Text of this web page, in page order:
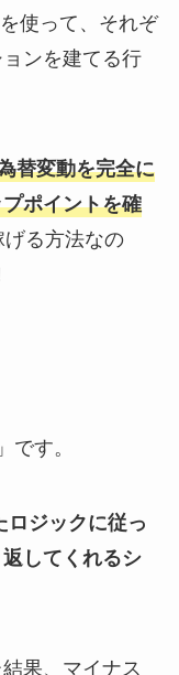
使って、それぞ
ンを建てる行
替変動を完全に
ポイントを確
る方法なの
です。
ロジックに従っ
してくれるシ
果、マイナス